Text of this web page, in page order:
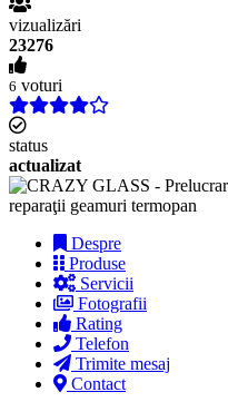
vizualizări
23276
6 voturi
status
actualizat
Despre
Produse
Servicii
Fotografii
Rating
Telefon
Trimite mesaj
Contact